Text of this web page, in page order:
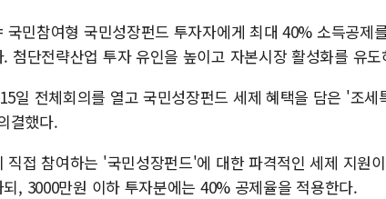
민참여형 국민성장펀드 투자자에게 최대 40% 소득공제
첨단전략산업 투자 유인을 높이고 자본시장 활성화를 유
일 전체회의를 열고 국민성장펀드 세제 혜택을 담은 '조세
결했다.
직접 참여하는 '국민성장펀드'에 대한 파격적인 세제 지원
, 3000만원 이하 투자분에는 40% 공제율을 적용한다.